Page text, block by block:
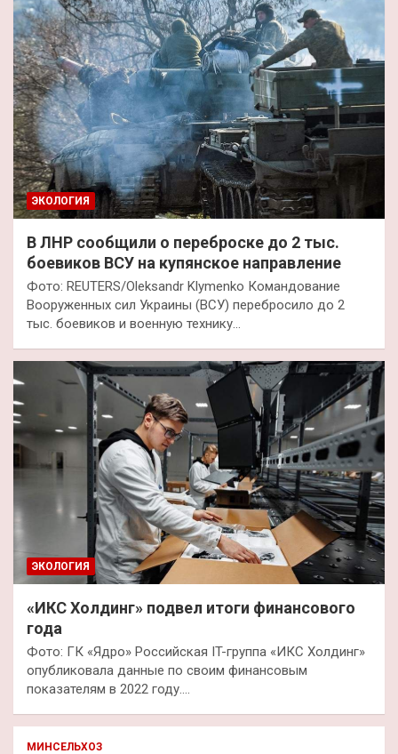
ЭКОЛОГИЯ
В ЛНР сообщили о переброске до 2 тыс.
боевиков ВСУ на купянское направление
Фото: REUTERS/Oleksandr Klymenko Командование
Вооруженных сил Украины (ВСУ) перебросило до 2
тыс. боевиков и военную технику…
ЭКОЛОГИЯ
«ИКС Холдинг» подвел итоги финансового
года
Фото: ГК «Ядро» Российская IT-группа «ИКС Холдинг»
опубликовала данные по своим финансовым
показателям в 2022 году.…
МИНСЕЛЬХОЗ